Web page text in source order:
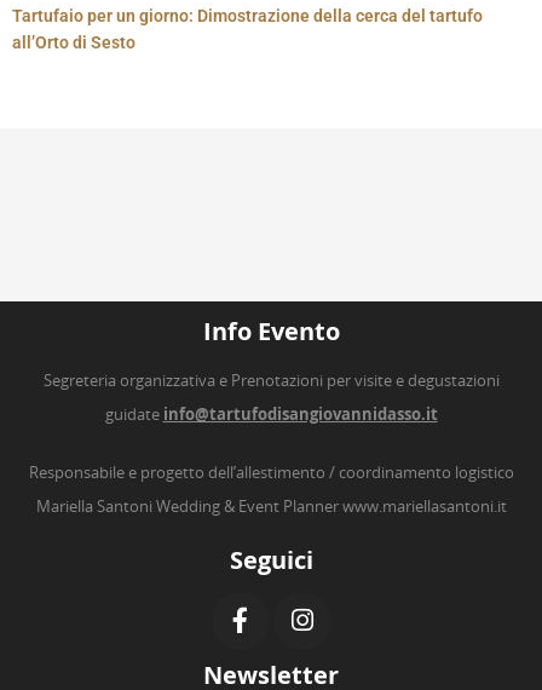
Tartufaio per un giorno: Dimostrazione della cerca del tartufo
all’Orto di Sesto
Info Evento
Segreteria organizzativa e Prenotazioni per visite e degustazioni
guidate info@tartufodisangiovannidasso.it
Responsabile e progetto dell’allestimento / coordinamento logistico
Mariella Santoni Wedding & Event Plannerwww.mariellasantoni.it
Seguici
Newsletter